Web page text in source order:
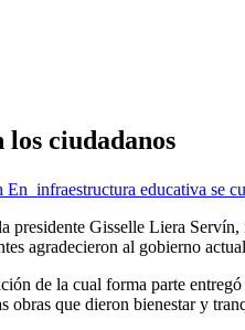
ciudadanos
En infraestructura educativa se
presidente Gisselle Liera
agradecieron al gobierno
de la cual forma parte
obras que dieron bienestar y